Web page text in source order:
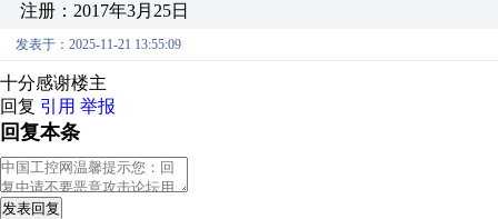
注册：2017年3月25日
发表于：2025-11-21 13:55:09
十分感谢楼主
回复 引用 举报
回复本条
发表回复